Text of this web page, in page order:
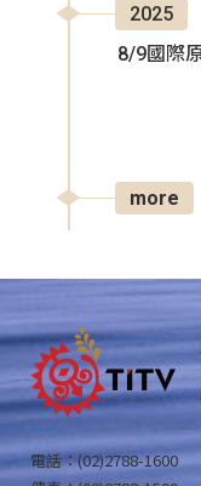
2025
8/9國際
more
電話：(02)2788-1600